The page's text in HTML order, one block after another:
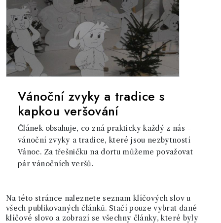
Vánoční zvyky a tradice s
kapkou veršování
Článek obsahuje, co zná prakticky každý z nás -
vánoční zvyky a tradice, které jsou nezbytností
Vánoc. Za třešničku na dortu můžeme považovat
pár vánočních veršů.
Na této stránce naleznete seznam klíčových slov u
všech publikovaných článků. Stačí pouze vybrat dané
klíčové slovo a zobrazí se všechny články, které byly